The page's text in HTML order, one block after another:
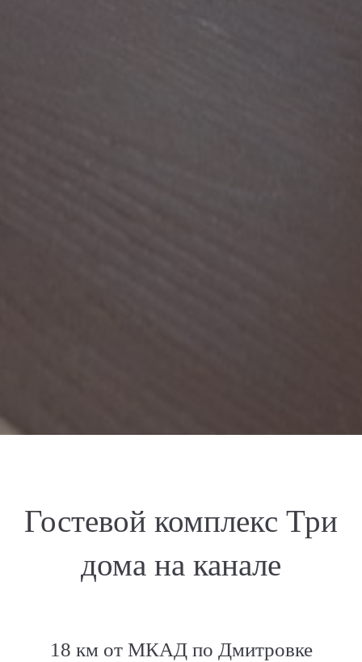
Гостевой комплекс Три
дома на канале
18 км от МКАД по Дмитровке